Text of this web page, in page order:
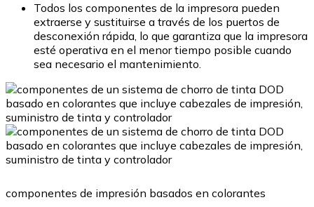
Todos los componentes de la impresora pueden
extraerse y sustituirse a través de los puertos de
desconexión rápida, lo que garantiza que la impresora
esté operativa en el menor tiempo posible cuando
sea necesario el mantenimiento.
componentes de impresión basados en colorantes